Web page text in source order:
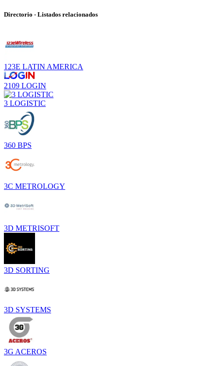
Directorio - Listados relacionados
123E LATIN AMERICA
2109 LOGIN
3 LOGISTIC
360 BPS
3C METROLOGY
3D METRISOFT
3D SORTING
3D SYSTEMS
3G ACEROS